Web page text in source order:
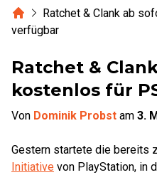
HomeRatchet & Clank ab
verfügbar
Ratchet &
kostenlos für
Von Dominik Probst am 3.
Gestern startete die bereits
Initiative von PlayStation, in